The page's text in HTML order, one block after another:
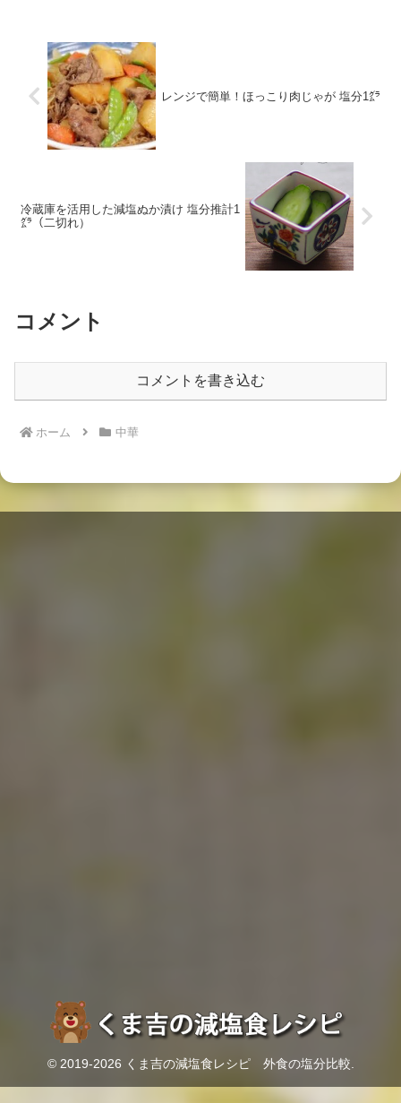
レンジで簡単！ほっこり肉じゃが 塩分1㌘
冷蔵庫を活用した減塩ぬか漬け 塩分推計1
㌘（二切れ）
コメント
コメントを書き込む
ホーム 中華
© 2019-2026 くま吉の減塩食レシピ 外食の塩分比較.